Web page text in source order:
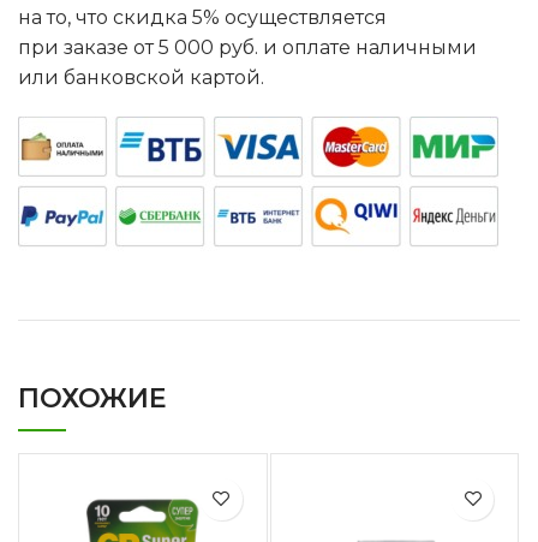
на то, что скидка 5% осуществляется
при заказе от 5 000 руб. и оплате наличными
или банковской картой.
ПОХОЖИЕ